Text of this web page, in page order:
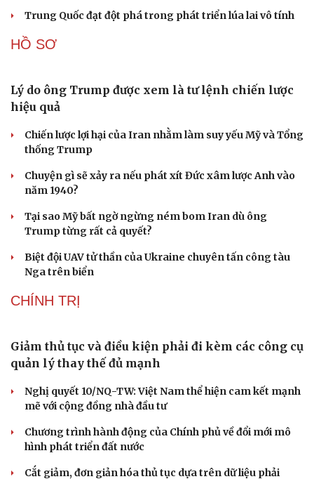
Tư vấn
Săn Tour
check-in
Câu chuyện thời sự
Đọc truyện đêm khuya
Trung Quốc đạt đột phá trong phát triển lúa lai vô tính
HỒ SƠ
Lý do ông Trump được xem là tư lệnh chiến lược
hiệu quả
thống Trump
năm 1940?
Tại sao Mỹ bất ngờ ngừng ném bom Iran dù ông
Biệt đội UAV tử thần của Ukraine chuyên tấn công tàu
CHÍNH TRỊ